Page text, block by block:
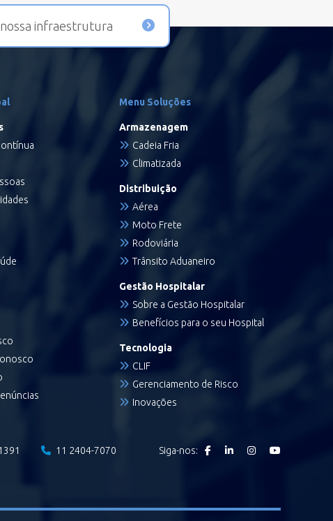
infraestrutura
Menu Soluções
Armazenagem
Cadeia Fria
Climatizada
Distribuição
Aérea
Moto Frete
Rodoviária
Trânsito Aduaneiro
Gestão Hospitalar
Sobre a Gestão Hospitalar
Benefícios para o seu Hospital
Tecnologia
CLIF
Gerenciamento de Risco
Inovações
11 2404-7070